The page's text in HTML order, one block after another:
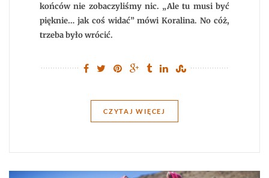
końców nie zobaczyliśmy nic. „Ale tu musi być
pięknie… jak coś widać” mówi Koralina. No cóż,
trzeba było wrócić.
CZYTAJ WIĘCEJ